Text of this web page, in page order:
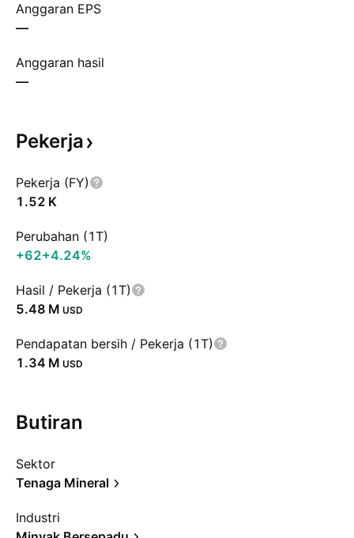
Anggaran EPS
—
Anggaran hasil
—
Pekerja
Pekerja (FY)
‪1.52 K‬
Perubahan (1T)
+62+4.24%
Hasil / Pekerja (1T)
‪5.48 M‬ USD
Pendapatan bersih / Pekerja (1T)
‪1.34 M‬ USD
Butiran
Sektor
Tenaga Mineral
Industri